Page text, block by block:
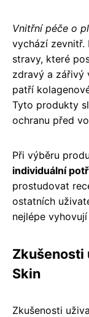
Vnitřní péče o
vychází zevnitř.
stravy, které
zdravý a zářivý
patří
Tyto produkty
ochranu před
Při výběru
individuální
prostudovat
ostatních
nejlépe
Zkušenosti
Skin
Zkušenosti